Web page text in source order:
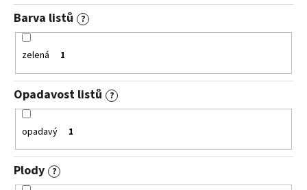
Barva listů ?
zelená 1
Opadavost listů ?
opadavý 1
Plody ?